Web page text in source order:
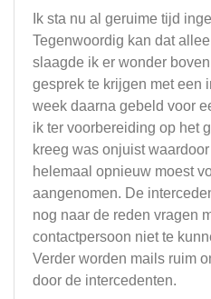
Ik sta nu al geruime tijd
Tegenwoordig kan dat
slaagde ik er wonder
gesprek te krijgen met een
week daarna gebeld voor
ik ter voorbereiding op het
kreeg was onjuist
helemaal opnieuw moest
aangenomen. De
nog naar de reden vragen
contactpersoon niet te
Verder worden mails ruim
door de intercedenten.